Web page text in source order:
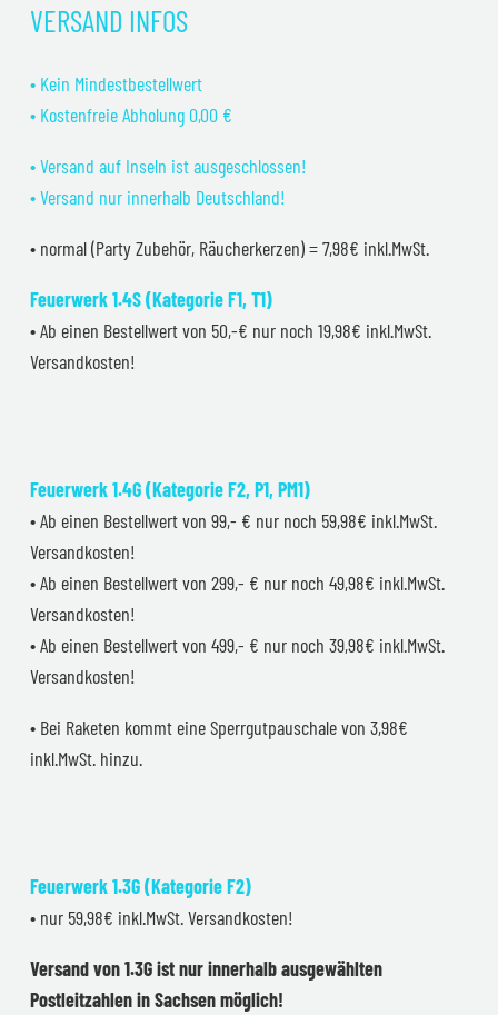
VERSAND INFOS
• Kein Mindestbestellwert
• Kostenfreie Abholung 0,00 €
• Versand auf Inseln ist ausgeschlossen!
• Versand nur innerhalb Deutschland!
• normal (Party Zubehör, Räucherkerzen) = 7,98€ inkl.MwSt.
Feuerwerk 1.4S (Kategorie F1, T1)
• Ab einen Bestellwert von 50,-€ nur noch 19,98€ inkl.MwSt.
Versandkosten!
Feuerwerk 1.4G (Kategorie F2, P1, PM1)
• Ab einen Bestellwert von 99,- € nur noch 59,98€ inkl.MwSt.
Versandkosten!
• Ab einen Bestellwert von 299,- € nur noch 49,98€ inkl.MwSt.
Versandkosten!
• Ab einen Bestellwert von 499,- € nur noch 39,98€ inkl.MwSt.
Versandkosten!
• Bei Raketen kommt eine Sperrgutpauschale von 3,98€
inkl.MwSt. hinzu.
Feuerwerk 1.3G (Kategorie F2)
• nur 59,98€ inkl.MwSt. Versandkosten!
Versand von 1.3G ist nur innerhalb ausgewählten
Postleitzahlen in Sachsen möglich!